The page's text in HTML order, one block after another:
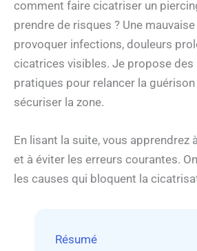
comment faire cicatriser un
prendre de risques ? Une
provoquer infections, douleurs
cicatrices visibles. Je propose
pratiques pour relancer la
sécuriser la zone.
En lisant la suite, vous apprendrez
et à éviter les erreurs courantes.
les causes qui bloquent la
Résumé